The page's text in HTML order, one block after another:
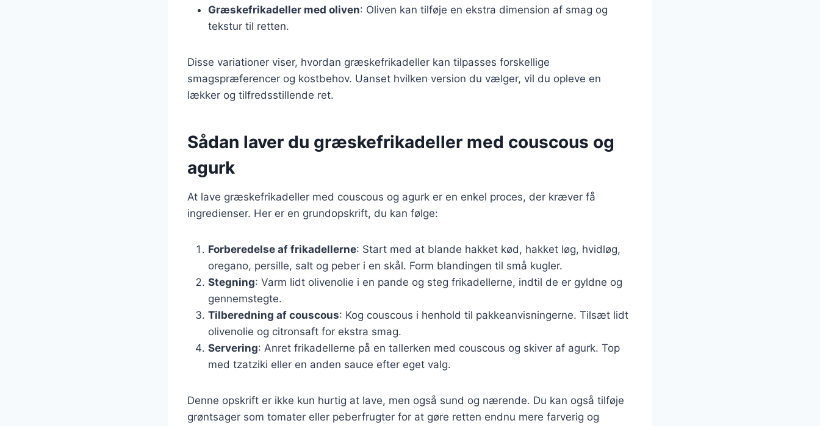
Græskefrikadeller med oliven: Oliven kan tilføje en ekstra dimension af smag og
tekstur til retten.
Disse variationer viser, hvordan græskefrikadeller kan tilpasses forskellige
smagspræferencer og kostbehov. Uanset hvilken version du vælger, vil du opleve en
lækker og tilfredsstillende ret.
Sådan laver du græskefrikadeller med couscous og
agurk
At lave græskefrikadeller med couscous og agurk er en enkel proces, der kræver få
ingredienser. Her er en grundopskrift, du kan følge:
Forberedelse af frikadellerne: Start med at blande hakket kød, hakket løg, hvidløg,
oregano, persille, salt og peber i en skål. Form blandingen til små kugler.
Stegning: Varm lidt olivenolie i en pande og steg frikadellerne, indtil de er gyldne og
gennemstegte.
Tilberedning af couscous: Kog couscous i henhold til pakkeanvisningerne. Tilsæt lidt
olivenolie og citronsaft for ekstra smag.
Servering: Anret frikadellerne på en tallerken med couscous og skiver af agurk. Top
med tzatziki eller en anden sauce efter eget valg.
Denne opskrift er ikke kun hurtig at lave, men også sund og nærende. Du kan også tilføje
grøntsager som tomater eller peberfrugter for at gøre retten endnu mere farverig og